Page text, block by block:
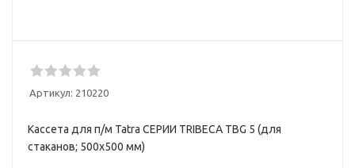
Артикул: 210220
Кассета для п/м Tatra СЕРИИ TRIBECA TBG 5 (для
стаканов; 500х500 мм)